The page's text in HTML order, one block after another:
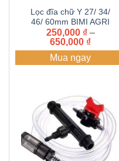
Lọc đĩa chữ Y 27/ 34/
46/ 60mm BIMI AGRI
250,000 ₫ –
650,000 ₫Khoảng
giá:
từ
Mua ngay